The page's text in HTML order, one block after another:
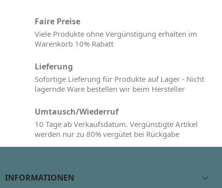
Faire Preise
Viele Produkte ohne Vergünstigung erhalten im
Warenkorb 10% Rabatt
Lieferung
Sofortige Lieferung für Produkte auf Lager - Nicht
lagernde Ware bestellen wir beim Hersteller
Umtausch/Wiederruf
10 Tage ab Verkaufsdatum. Vergünstigte Artikel
werden nur zu 80% vergütet bei Rückgabe
INFORMATIONEN 